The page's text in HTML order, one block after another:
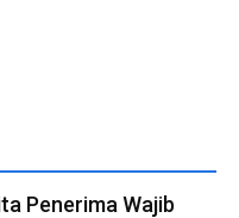
Penerima Wajib